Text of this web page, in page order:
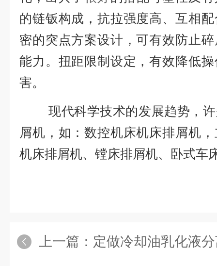
的链钣构成，抗拉强度高、互相
密的突点方案设计，可有效防止
能力。扭距限制设定，有效降低
害。
现代科学技术的发展趋势，许
屑机，如：数控机床机床排屑机
机床排屑机、镗床排屑机、卧式车
上一篇： 定做冷却油乳化液分离铁